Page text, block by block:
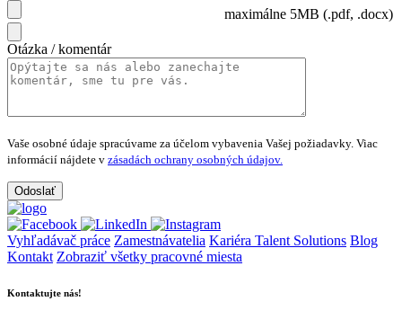
maximálne 5MB (.pdf, .docx)
Otázka / komentár
Vaše osobné údaje spracúvame za účelom vybavenia Vašej požiadavky. Viac
informácií nájdete v zásadách ochrany osobných údajov.
Vyhľadávač práce Zamestnávatelia Kariéra Talent Solutions Blog
Kontakt Zobraziť všetky pracovné miesta
Kontaktujte nás!